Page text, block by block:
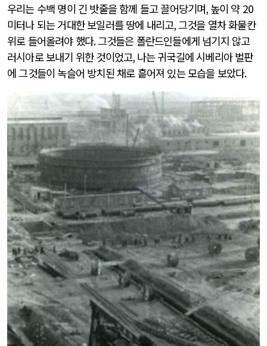
우리는 수백 명이 긴 밧줄을 함께 들고 끌어당기며, 높이 약 20
미터나 되는 거대한 보일러를 땅에 내리고,그것을 열차 화물칸
위로 들어올려야 했다.그것들은 폴란드인들에게 넘기지 않고
러시아로 보내기 위한 것이었고, 나는 귀국길에 시베리아 벌판
에 그것들이 녹슬어 방치된 채로 흩어져 있는 모습을 보았다.